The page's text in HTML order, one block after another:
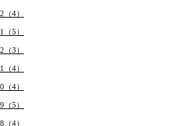
（4）
（5）
（3）
（4）
（4）
（5）
（4）